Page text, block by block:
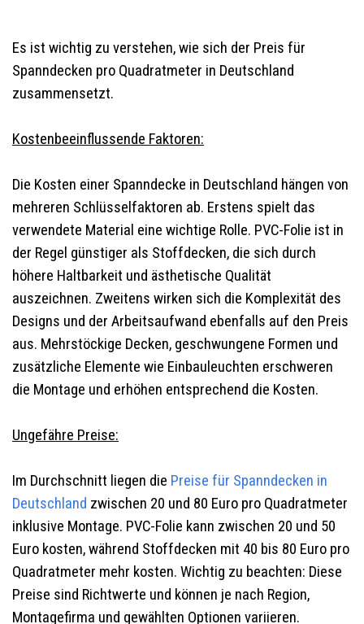
Es ist wichtig zu verstehen, wie sich der Preis für
Spanndecken pro Quadratmeter in Deutschland
zusammensetzt.
Kostenbeeinflussende Faktoren:
Die Kosten einer Spanndecke in Deutschland hängen von
mehreren Schlüsselfaktoren ab. Erstens spielt das
verwendete Material eine wichtige Rolle. PVC-Folie ist in
der Regel günstiger als Stoffdecken, die sich durch
höhere Haltbarkeit und ästhetische Qualität
auszeichnen. Zweitens wirken sich die Komplexität des
Designs und der Arbeitsaufwand ebenfalls auf den Preis
aus. Mehrstöckige Decken, geschwungene Formen und
zusätzliche Elemente wie Einbauleuchten erschweren
die Montage und erhöhen entsprechend die Kosten.
Ungefähre Preise:
Im Durchschnitt liegen die Preise für Spanndecken in
Deutschland zwischen 20 und 80 Euro pro Quadratmeter
inklusive Montage. PVC-Folie kann zwischen 20 und 50
Euro kosten, während Stoffdecken mit 40 bis 80 Euro pro
Quadratmeter mehr kosten. Wichtig zu beachten: Diese
Preise sind Richtwerte und können je nach Region,
Montagefirma und gewählten Optionen variieren.